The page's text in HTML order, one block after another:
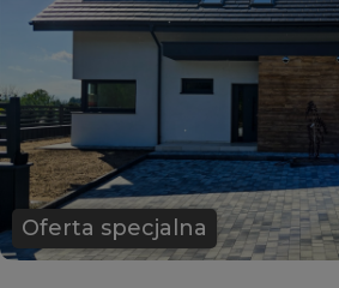
Oferta specjalna